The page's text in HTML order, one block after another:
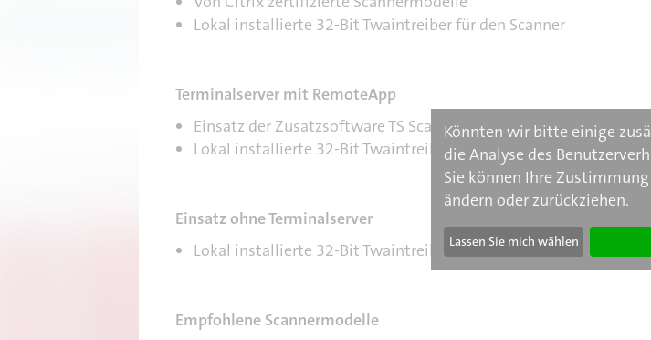
Lokal installierte 32-Bit Twaintreiber für den Scanner
Terminalserver mit RemoteApp
Einsatz der Zusatzsoftware TS Scan (64-bit)
Lokal installierte 32-Bit Twaintreiber für den Scanner
Einsatz ohne Terminalserver
Lokal installierte 32-Bit Twaintreiber für den Scanner
Empfohlene Scannermodelle
Könnten wir bitte einige
die Analyse des
Sie können Ihre
ändern oder zurückziehen.
Lassen Sie mich wählen